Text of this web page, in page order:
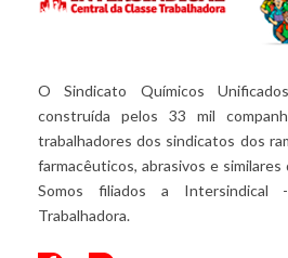
O Sindicato Químicos
construída pelos 33 mil
trabalhadores dos sindicatos dos
farmacêuticos, abrasivos e similares
Somos filiados a Intersindical
Trabalhadora.